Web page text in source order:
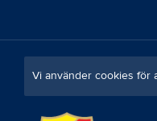
Vi använder cookies för